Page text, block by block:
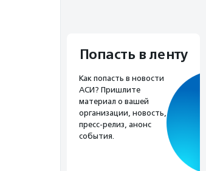
Попасть в ленту
Как попасть в новости
АСИ? Пришлите
материал о вашей
организации, новость,
пресс-релиз, анонс
события.